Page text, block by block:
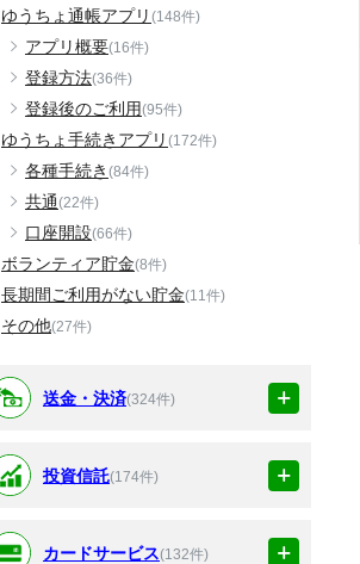
ゆうちょ通帳アプリ (148件)
アプリ概要(16件)
登録方法(36件)
登録後のご利用(95件)
ゆうちょ手続きアプリ (172件)
各種手続き (84件)
共通(22件)
口座開設(66件)
ボランティア貯金(8件)
長期間ご利用がない貯金(11件)
その他(27件)
送金・決済(324件)
投資信託(174件)
カードサービス(132件)